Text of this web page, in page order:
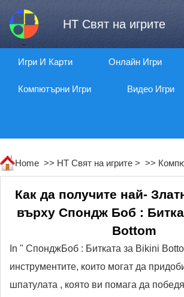
HT Свят на игрите
Игри И Карти Онлайн Игри
Компютърни Игри Видео Игри
Home >> HT Свят на игрите > >>
Как да получите най-
върху Спондж Боб :
Bottom
In " СпонджБоб : Битката за Bikini
инструментите, които могат да
шпатулата , която ви помага да